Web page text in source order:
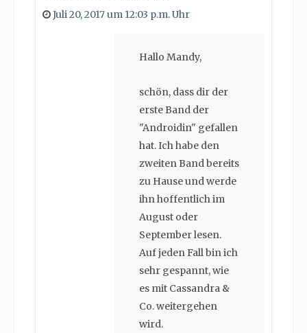
Juli 20, 2017 um 12:03 p.m. Uhr
Hallo Mandy,
schön, dass dir der
erste Band der
"Androidin" gefallen
hat. Ich habe den
zweiten Band bereits
zu Hause und werde
ihn hoffentlich im
August oder
September lesen.
Auf jeden Fall bin ich
sehr gespannt, wie
es mit Cassandra &
Co. weitergehen
wird.